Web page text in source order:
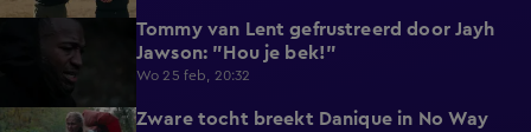
Tommy van Lent gefrustreerd door Jayh
Jawson: "Hou je bek!"
Wo 25 feb, 20:32
5:02
Zware tocht breekt Danique in No Way